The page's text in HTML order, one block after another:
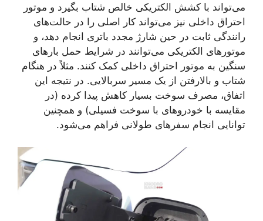
می‌تواند با کشش الکتریکی خالص شتاب بگیرد و موتور
احتراق داخلی نیز می‌تواند کار اصلی را در حالت‌های
رانندگی ثابت در حین شارژ مجدد باتری انجام دهد، و
موتورهای الکتریکی می‌توانند در شرایط حمل بارهای
سنگین به موتور احتراق داخلی کمک کنند. مثلاً در هنگام
شتاب و بالارفتن از یک مسیر سربالایی. در نتیجه این
اتفاق، مصرف سوخت بسیار کاهش پیدا کرده (در
مقایسه با خودروهای با سوخت فسیلی) و همچنین
توانایی انجام سفرهای طولانی فراهم می‌شود.